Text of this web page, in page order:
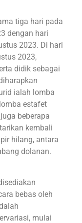
tiga hari pada
dengan hari
2023. Di hari
2023,
didik sebagai
ialah lomba
estafet
beberapa
kembali
hilang, antara
dolanan.
bebas oleh
mulai